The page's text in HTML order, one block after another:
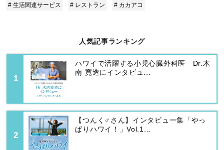
# 生活関連サービス # レストラン # カカアコ
人気記事ランキング
ハワイで活躍する小児心臓外科医 Dr.木
南 寛造にインタビュ...
【つんく♂さん】インタビュー集「やっ
ぱりハワイ！」Vol.1...